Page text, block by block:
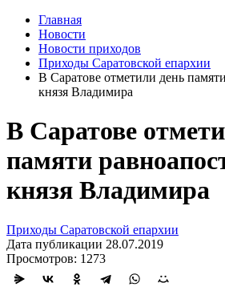
Главная
Новости
Новости приходов
Приходы Саратовской епархии
В Саратове отметили день
князя Владимира
В Саратове
памяти
князя Владимира
Приходы Саратовской епархии
Дата публикации 28.07.2019
Просмотров: 1273